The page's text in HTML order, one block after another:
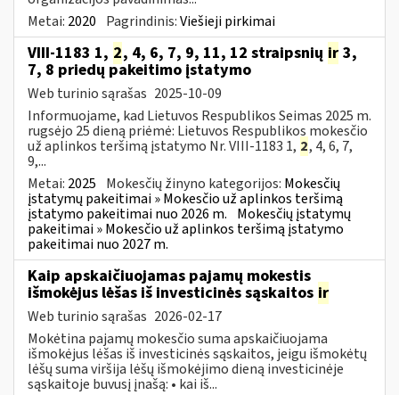
Metai: 2020 Pagrindinis:Viešieji pirkimai
VIII-1183 1, 2, 4, 6, 7, 9, 11, 12 straipsnių ir 3,
7, 8 priedų pakeitimo įstatymo
Web turinio sąrašas 2025-10-09
Informuojame, kad Lietuvos Respublikos Seimas 2025 m.
rugsėjo 25 dieną priėmė: Lietuvos Respublikos mokesčio
už aplinkos teršimą įstatymo Nr. VIII-1183 1, 2, 4, 6, 7,
9,...
Metai: 2025 Mokesčių žinyno kategorijos: Mokesčių
įstatymų pakeitimai » Mokesčio už aplinkos teršimą
įstatymo pakeitimai nuo 2026 m. Mokesčių įstatymų
pakeitimai » Mokesčio už aplinkos teršimą įstatymo
pakeitimai nuo 2027 m.
Kaip apskaičiuojamas pajamų mokestis
išmokėjus lėšas iš investicinės sąskaitos ir
Web turinio sąrašas 2026-02-17
Mokėtina pajamų mokesčio suma apskaičiuojama
išmokėjus lėšas iš investicinės sąskaitos, jeigu išmokėtų
lėšų suma viršija lėšų išmokėjimo dieną investicinėje
sąskaitoje buvusį įnašą: • kai iš...